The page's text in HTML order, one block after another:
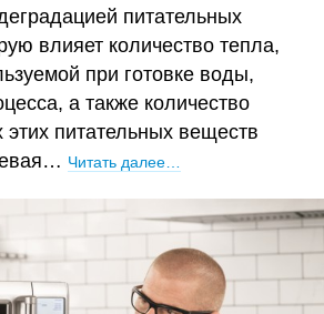
питательных
влияет количество тепла,
при готовке воды,
а также количество
питательных веществ
Читать далее…